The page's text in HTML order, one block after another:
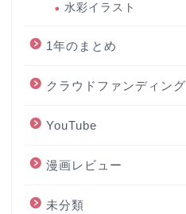
水彩イラスト
1年のまとめ
クラウドファンディング
YouTube
漫画レビュー
未分類